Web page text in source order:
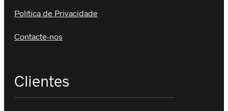
Política de Privacidade
Contacte-nos
Clientes